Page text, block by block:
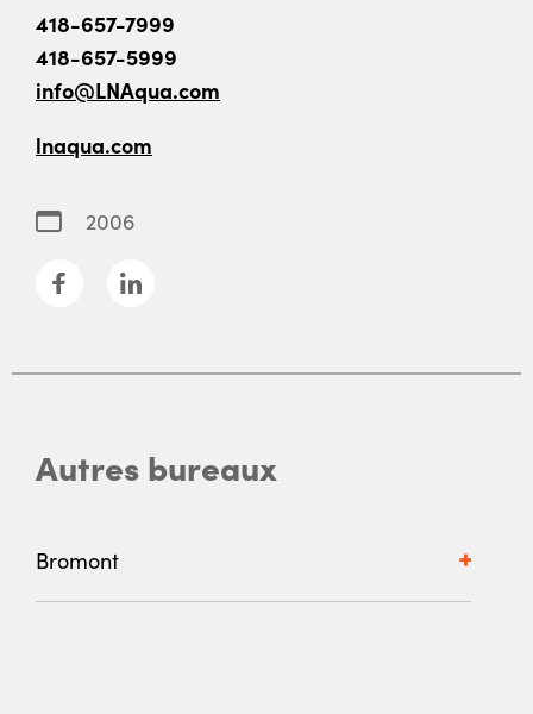
418-657-7999
418-657-5999
info@LNAqua.com
lnaqua.com
2006
Autres bureaux
Bromont